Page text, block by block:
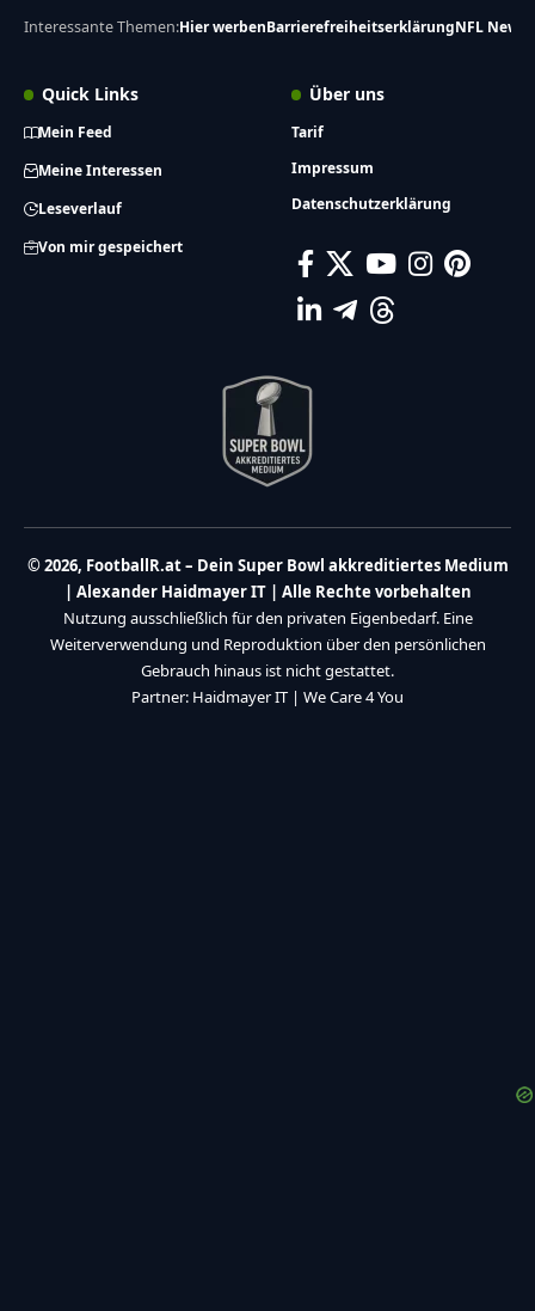
Interessante Themen:Hier werbenBarrierefreiheitserklärungNFL News
Quick Links
Mein Feed
Meine Interessen
Leseverlauf
Von mir gespeichert
Über uns
Tarif
Impressum
Datenschutzerklärung
© 2026, FootballR.at – Dein Super Bowl akkreditiertes Medium
| Alexander Haidmayer IT | Alle Rechte vorbehalten
Nutzung ausschließlich für den privaten Eigenbedarf. Eine
Weiterverwendung und Reproduktion über den persönlichen
Gebrauch hinaus ist nicht gestattet.
Partner: Haidmayer IT | We Care 4 You